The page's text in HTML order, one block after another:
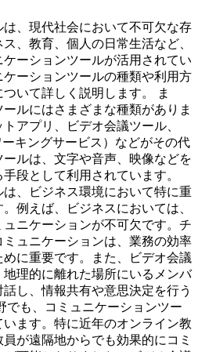
、現代社会において不可欠な存
、教育、個人の日常生活など、
ーションツールが活用されてい
ーションツールの種類や利用方
いて詳しく説明します。 ま
ルにはさまざまな種類がありま
アプリ、ビデオ会議ツール、
キングサービス）などがその代
ルは、文字や音声、映像などを
段として利用されています。
、ビジネス環境において特に重
例えば、ビジネスにおいては、
ニケーションが不可欠です。チ
ュニケーションは、業務の効率
に重要です。また、ビデオ会議
理的に離れた場所にいるメンバ
し、情報共有や意思決定を行う
でも、コミュニケーションツー
ます。特に近年のオンライン教
が遠隔地からでも効果的にコミ